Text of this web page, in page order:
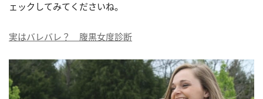
ェックしてみてくださいね。
実はバレバレ？ 腹黒女度診断